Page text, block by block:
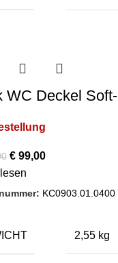
WC Deckel Soft-
€ 99,00
KC0903.01.0400
2,55 kg